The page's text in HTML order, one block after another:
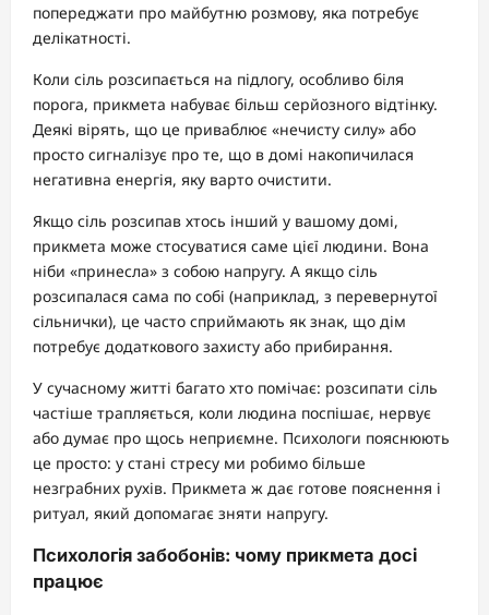
попереджати про майбутню розмову, яка потребує
делікатності.
Коли сіль розсипається на підлогу, особливо біля
порога, прикмета набуває більш серйозного відтінку.
Деякі вірять, що це приваблює «нечисту силу» або
просто сигналізує про те, що в домі накопичилася
негативна енергія, яку варто очистити.
Якщо сіль розсипав хтось інший у вашому домі,
прикмета може стосуватися саме цієї людини. Вона
ніби «принесла» з собою напругу. А якщо сіль
розсипалася сама по собі (наприклад, з перевернутої
сільнички), це часто сприймають як знак, що дім
потребує додаткового захисту або прибирання.
У сучасному житті багато хто помічає: розсипати сіль
частіше трапляється, коли людина поспішає, нервує
або думає про щось неприємне. Психологи пояснюють
це просто: у стані стресу ми робимо більше
незграбних рухів. Прикмета ж дає готове пояснення і
ритуал, який допомагає зняти напругу.
Психологія забобонів: чому прикмета досі
працює